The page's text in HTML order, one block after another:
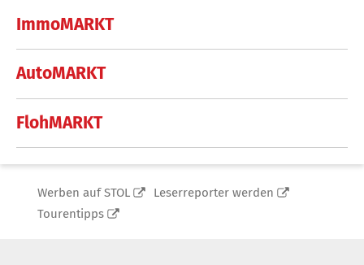
ImmoMARKT
AutoMARKT
FlohMARKT
Werben auf STOL
Leserreporter werden
Tourentipps